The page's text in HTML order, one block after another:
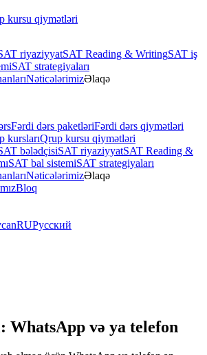
kursu qiymətləri
riyaziyyatSAT Reading & WritingSAT iş
SAT strategiyaları
NəticələrimizƏlaqə
Fərdi dərs paketləriFərdi dərs qiymətləri
kurslarıQrup kursu qiymətləri
bələdçisiSAT riyaziyyatSAT Reading &
SAT bal sistemiSAT strategiyaları
NəticələrimizƏlaqə
Bloq
RUРусский
və ya telefon